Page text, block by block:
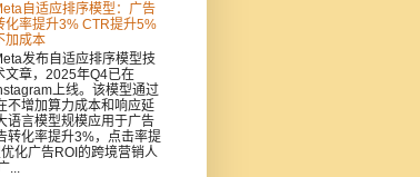
自适应排序模型：广告
化率提升3% CTR提升5%
加成本
发布自适应排序模型技
文章，2025年Q4已在
上线。该模型通过
不增加算力成本和响应延
语言模型规模应用于广告
转化率提升3%，点击率提
化广告ROI的跨境营销人
...